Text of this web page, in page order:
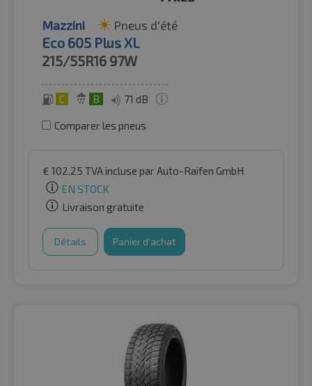
Mazzini Pneus d'été
Eco 605 Plus XL
215/55R16 97W
C B 71 dB
Comparer les pneus
€ 102.25 TVA incluse par Auto-Raifen GmbH
EN STOCK
Livraison gratuite
Détails Panier d'achat